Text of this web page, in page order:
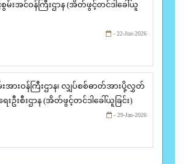
စွမ်းအင်ဝန်ကြီးဌာန (အိတ်ဖွင့်တင်ဒါခေါ်ယူ
- 22-Jun-2026
အားဝန်ကြီးဌာန၊ လျှပ်စစ်ဓာတ်အားပို့လွှတ်
ဦးစီးဌာန (အိတ်ဖွင့်တင်ဒါခေါ်ယူခြင်း)
- 29-Jan-2026